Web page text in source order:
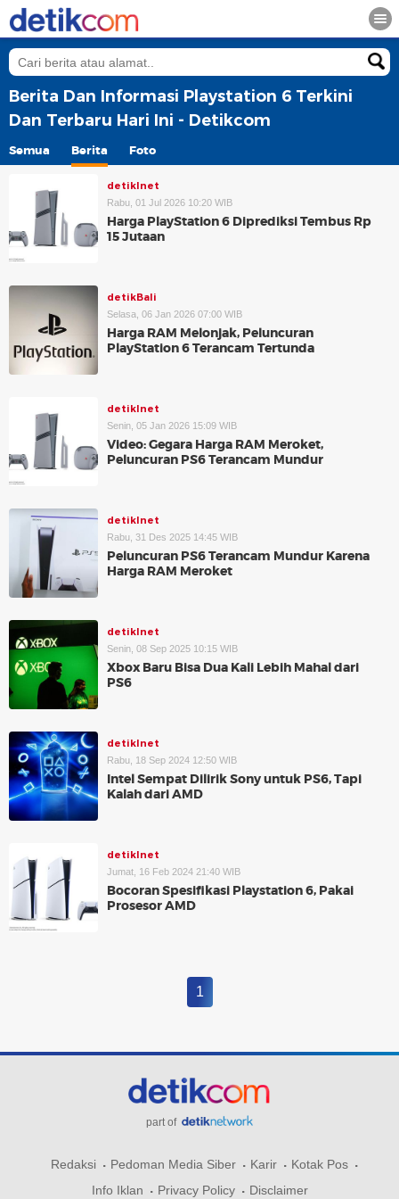
Berita Dan Informasi Playstation 6 Terkini
Dan Terbaru Hari Ini - Detikcom
Semua Berita Foto
detikInet
Rabu, 01 Jul 2026 10:20 WIB
Harga PlayStation 6 Diprediksi Tembus Rp
15 Jutaan
detikBali
Selasa, 06 Jan 2026 07:00 WIB
Harga RAM Melonjak, Peluncuran
PlayStation 6 Terancam Tertunda
detikInet
Senin, 05 Jan 2026 15:09 WIB
Video: Gegara Harga RAM Meroket,
Peluncuran PS6 Terancam Mundur
detikInet
Rabu, 31 Des 2025 14:45 WIB
Peluncuran PS6 Terancam Mundur Karena
Harga RAM Meroket
detikInet
Senin, 08 Sep 2025 10:15 WIB
Xbox Baru Bisa Dua Kali Lebih Mahal dari
PS6
detikInet
Rabu, 18 Sep 2024 12:50 WIB
Intel Sempat Dilirik Sony untuk PS6, Tapi
Kalah dari AMD
detikInet
Jumat, 16 Feb 2024 21:40 WIB
Bocoran Spesifikasi Playstation 6, Pakai
Prosesor AMD
1
part of
Redaksi Pedoman Media Siber Karir
Kotak Pos
Info Iklan
Privacy Policy Disclaimer